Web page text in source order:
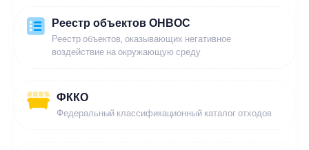
Реестр объектов ОНВОС
Реестр объектов, оказывающих негативное
воздействие на окружающую среду
ФККО
Федеральный классификационный каталог отходов